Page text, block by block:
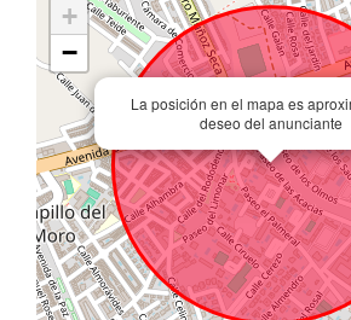
La posición en el mapa es
deseo del anunciante
+
−